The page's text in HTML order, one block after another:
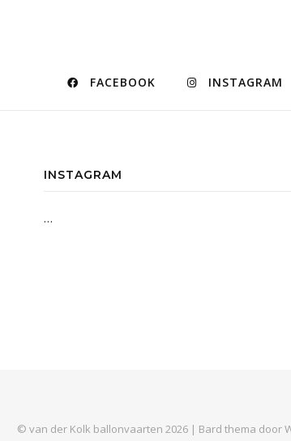
FACEBOOK INSTAGRAM
INSTAGRAM
…
© van der Kolk ballonvaarten 2026 | Bard thema door